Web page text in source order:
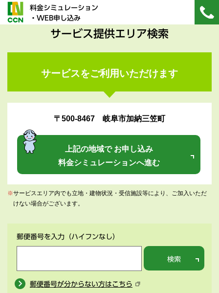
料金シミュレーション
・WEB申し込み
サービス提供エリア検索
サービスをご利用いただけます
〒500-8467 岐阜市加納三笠町
上記の地域で お申し込み
料金シミュレーションへ進む
※サービスエリア内でも立地・建物状況・受信施設等により、ご加入いただ
けない場合がございます。
郵便番号を入力 （ハイフンなし）
検索
郵便番号が分からない方はこちら